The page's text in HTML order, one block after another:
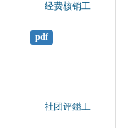
pdf